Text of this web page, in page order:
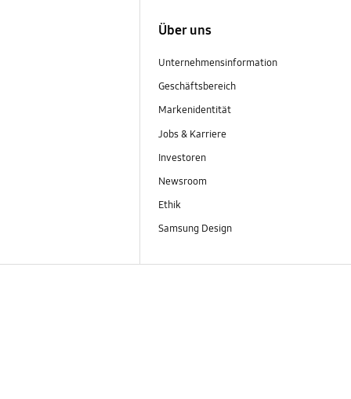
Über uns
Unternehmensinformation
Geschäftsbereich
Markenidentität
Jobs & Karriere
Investoren
Newsroom
Ethik
Samsung Design